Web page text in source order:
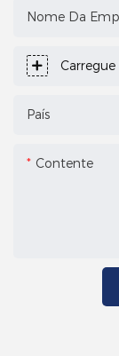
Nome Da
Carregue
País
Contente